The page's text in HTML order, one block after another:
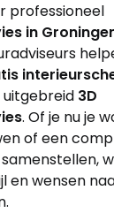
professioneel
in
uitgebreid 3D
. Of je nu je
of een
en wensen